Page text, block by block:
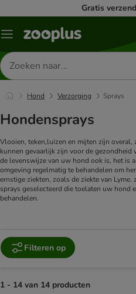
Gratis
Menu
Zoeken
naar
producten
Hond Verzorging Sprays
Hondensprays
Vlooien, teken,luizen en mijten zijn overal,
kunnen gevaarlijk zijn voor de
de levenswijze van uw hond ook is, het is
omgeving regelmatig te behandelen om
ernstige ziekten, zoals de ziekte van
sprays geselecteerd die toelaten uw hond
behandelen.
Filteren op
1 - 14 van 14 producten